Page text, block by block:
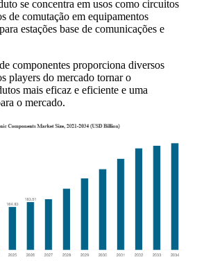
se concentra em usos como circuitos
de comutação em equipamentos
estações base de comunicações e
componentes proporciona diversos
players do mercado tornar o
mais eficaz e eficiente e uma
o mercado.